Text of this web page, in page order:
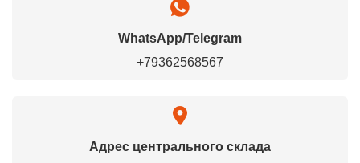
WhatsApp/Telegram
+79362568567
Адрес центрального склада